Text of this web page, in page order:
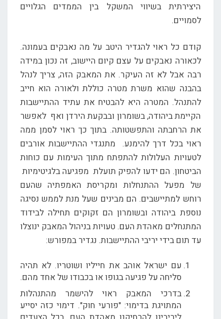
היצירתית בשיווי המשקל בין הממדים הגלויים
לסמויים.
קודם כל ראוי להגדיר היטב על מה נאבקים בעמונה.
לכאורה נאבקים על עצם קיום היישוב, זה נכון במידה
רבה אבל לא זה העיקר. את המאבק הזה, צריך לנהל
בהבנה שהוא משרת מטרה כוללת ולאורה הוא חייב
להתנהל. המטרה היא להבטיח את עתיד ההתיישבות
הקיימת ביהודה, בשומרון ובבקעת הירדן ואף לאפשר
את הרחבתה והתפשטותה. בתוך כך ראוי לסמן ממה
ראוי בכל דרך להימנע. מתנגדי ההתיישבות אורבים
לטעויות העלולות להתפתח מתוך העימות עם כוחות
הביטחון. הם ידעו להפיק תועלת מפגיעה בלגיטימיות
של מפעל ההתנחלות ומקריסת האמפתיה שהעם
רוחש למתיישבים. הם מבינים שעל מנת לממש נסיגה
נוספת ביהודה ובשומרון הם זקוקים תחילה לבידוד
המתנחלים מאהדת העם. טעויות בניהול המאבק ינוצלו
עד תום בידי יריבי ההתיישבות. נגדיר במפורש:
עם ישראל אוהב את חייליו ושוטריו. לא תהיה
סליחה על פגיעה בגופו או בכבודו של אחד מהם.
בדרכי המאבק ראוי להישמר מהתנהלות
המתויגת בדימוי: "פורעי חוק". דימוי כזה יסייע